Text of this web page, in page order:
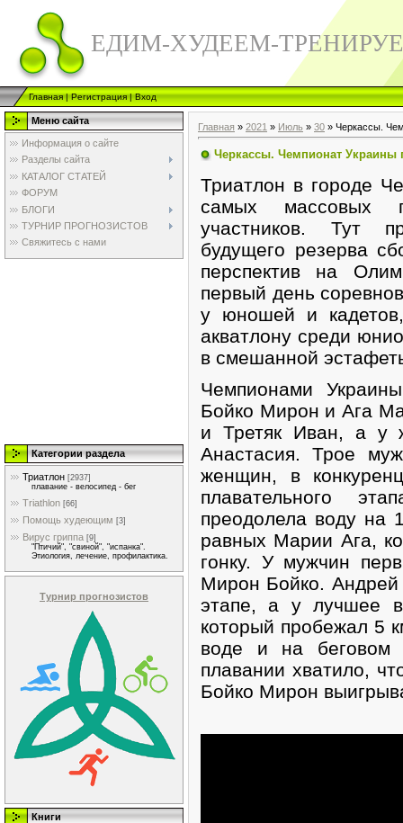
ЕДИМ-ХУДЕЕМ-
Главная|Регистрация|Вход
Меню сайта
Информация о сайте
Разделы сайта
КАТАЛОГ СТАТЕЙ
ФОРУМ
БЛОГИ
ТУРНИР ПРОГНОЗИСТОВ
Свяжитесь с нами
Категории раздела
Триатлон [2937]
плавание - велосипед - бег
Triathlon [66]
Помощь худеющим [3]
Вирус гриппа [9]
"Птичий", "свиной", "испанка".
Этиология, лечение, профилактика.
Турнир прогнозистов
Книги
Главная » 2021 » Июль » 30 » Черкассы.
Черкассы. Чемпионат
Триатлон в городе
самых массовых
участников. Тут
будущего резерва
перспектив на
первый день
у юношей и
акватлону среди
в смешанной
Чемпионами
Бойко Мирон и Ага
и Третяк Иван, а у
Анастасия. Трое
женщин, в
плавательного
преодолела воду на
равных Марии Ага,
гонку. У мужчин
Мирон Бойко. Андрей
этапе, а у лучшее
который пробежал 5
воде и на
плавании хватило,
Бойко Мирон